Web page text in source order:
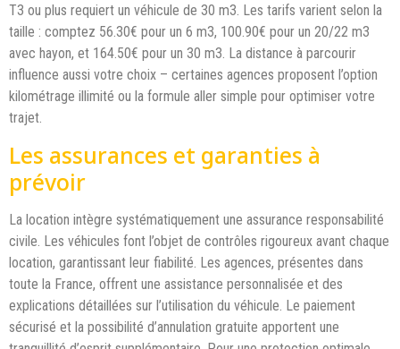
T3 ou plus requiert un véhicule de 30 m3. Les tarifs varient selon la
taille : comptez 56.30€ pour un 6 m3, 100.90€ pour un 20/22 m3
avec hayon, et 164.50€ pour un 30 m3. La distance à parcourir
influence aussi votre choix – certaines agences proposent l’option
kilométrage illimité ou la formule aller simple pour optimiser votre
trajet.
Les assurances et garanties à
prévoir
La location intègre systématiquement une assurance responsabilité
civile. Les véhicules font l’objet de contrôles rigoureux avant chaque
location, garantissant leur fiabilité. Les agences, présentes dans
toute la France, offrent une assistance personnalisée et des
explications détaillées sur l’utilisation du véhicule. Le paiement
sécurisé et la possibilité d’annulation gratuite apportent une